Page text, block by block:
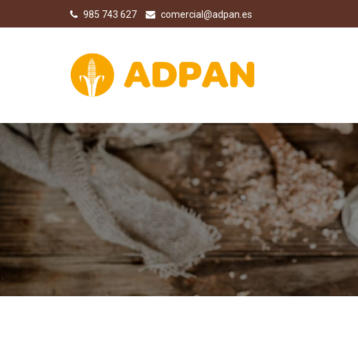
985 743 627 comercial@adpan.es